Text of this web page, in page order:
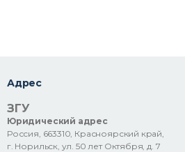
Адрес
ЗГУ
Юридический адрес
Россия, 663310, Красноярский край,
г. Норильск, ул. 50 лет Октября, д. 7